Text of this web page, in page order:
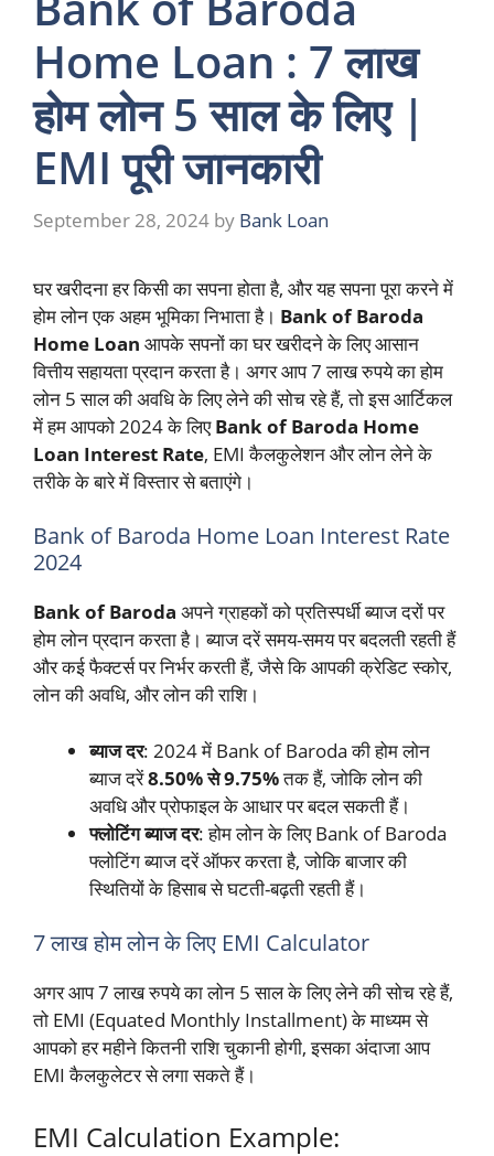
Home Loan : 7 लाख
होम लोन 5 साल के लिए |
EMI पूरी जानकारी
September 28, 2024 by Bank Loan
घर खरीदना हर किसी का सपना होता है, और यह सपना पूरा करने में
होम लोन एक अहम भूमिका निभाता है। Bank of Baroda
Home Loan आपके सपनों का घर खरीदने के लिए आसान
वित्तीय सहायता प्रदान करता है। अगर आप 7 लाख रुपये का होम
लोन 5 साल की अवधि के लिए लेने की सोच रहे हैं, तो इस आर्टिकल
में हम आपको 2024 के लिएBank of Baroda Home
Loan Interest Rate, EMI कैलकुलेशन और लोन लेने के
तरीके के बारे में विस्तार से बताएंगे।
Bank of Baroda Home Loan Interest Rate
2024
Bank of Baroda अपने ग्राहकों को प्रतिस्पर्धी ब्याज दरों पर
होम लोन प्रदान करता है। ब्याज दरें समय-समय पर बदलती रहती हैं
और कई फैक्टर्स पर निर्भर करती हैं, जैसे कि आपकी क्रेडिट स्कोर,
लोन की अवधि, और लोन की राशि।
ब्याज दर: 2024 में Bank of Baroda की होम लोन
ब्याज दरें8.50% से 9.75%तक हैं, जोकि लोन की
अवधि और प्रोफाइल के आधार पर बदल सकती हैं।
फ्लोटिंग ब्याज दर: होम लोन के लिए Bank of Baroda
फ्लोटिंग ब्याज दरें ऑफर करता है, जोकि बाजार की
स्थितियों के हिसाब से घटती-बढ़ती रहती हैं।
7 लाख होम लोन के लिए EMI Calculator
अगर आप 7 लाख रुपये का लोन 5 साल के लिए लेने की सोच रहे हैं,
तो EMI (Equated Monthly Installment) के माध्यम से
आपको हर महीने कितनी राशि चुकानी होगी, इसका अंदाजा आप
EMI कैलकुलेटर से लगा सकते हैं।
EMI Calculation Example: